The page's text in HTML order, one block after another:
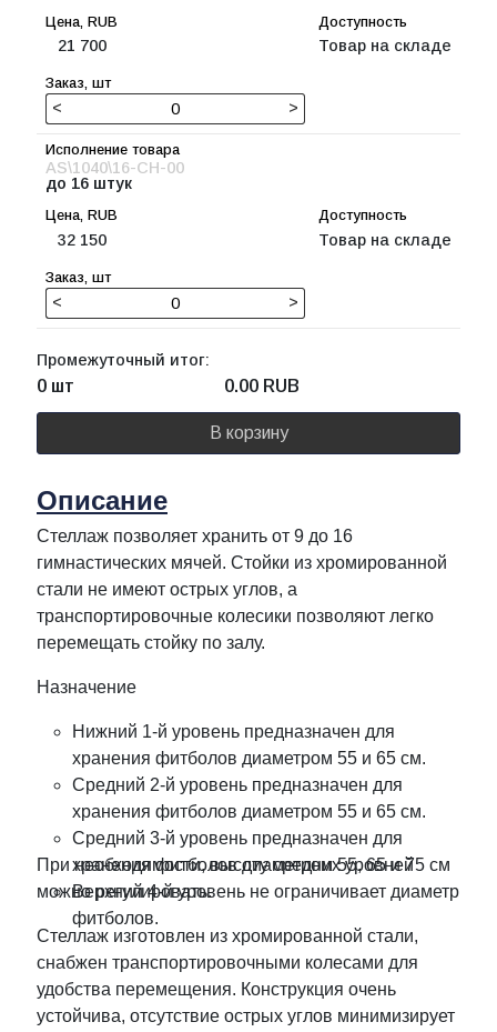
21 700 Товар на складе
< >
AS\1040\16-CH-00
до 16 штук
32 150 Товар на складе
< >
Промежуточный итог:
0 шт 0.00 RUB
В корзину
Описание
Стеллаж позволяет хранить от 9 до 16
гимнастических мячей. Стойки из хромированной
стали не имеют острых углов, а
транспортировочные колесики позволяют легко
перемещать стойку по залу.
Назначение
Нижний 1-й уровень предназначен для
хранения фитболов диаметром 55 и 65 см.
Средний 2-й уровень предназначен для
хранения фитболов диаметром 55 и 65 см.
Средний 3-й уровень предназначен для
хранения фитболов диаметром 55, 65 и 75 см
Верхний 4-й уровень не ограничивает диаметр
фитболов.
При необходимости, высоту средних уровней
можно регулировать.
Стеллаж изготовлен из хромированной стали,
снабжен транспортировочными колесами для
удобства перемещения. Конструкция очень
устойчива, отсутствие острых углов минимизирует